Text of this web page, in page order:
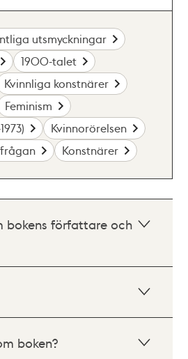
utsmyckningar
1900-talet
Kvinnliga konstnärer
Feminism
Kvinnorörelsen
Konstnärer
bokens författare och
boken?